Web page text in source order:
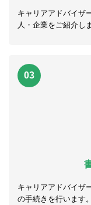
キャリアアドバイザ
人・企業をご紹介し
03
キャリアアドバイザ
の手続きを行います。